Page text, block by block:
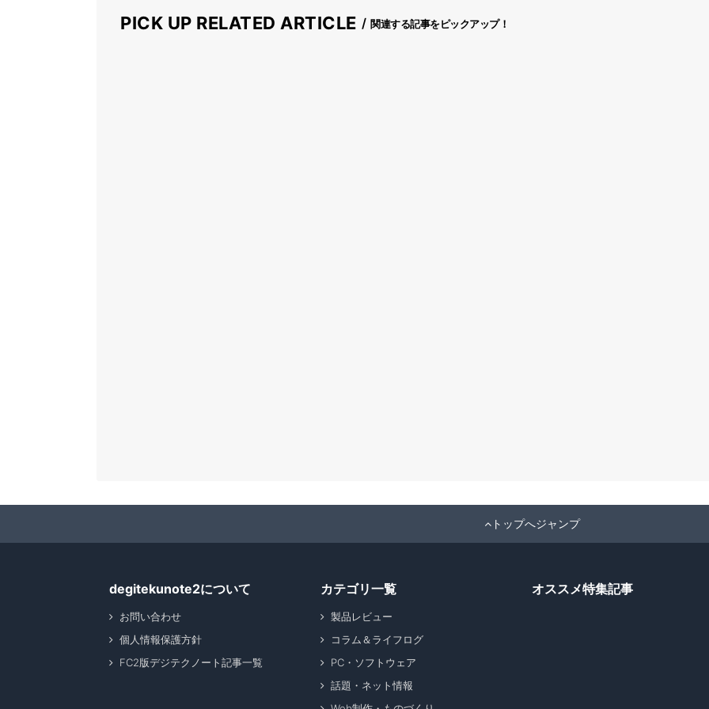
PICK UP RELATED ARTICLE 関連する記事をピックアップ！
トップへジャンプ
degitekunote2について
お問い合わせ
個人情報保護方針
FC2版デジテクノート記事一覧
カテゴリ一覧
製品レビュー
コラム＆ライフログ
PC・ソフトウェア
話題・ネット情報
オススメ特集記事